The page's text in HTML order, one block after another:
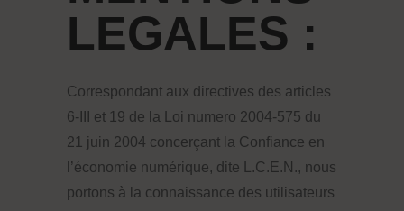
LEGALES :
Correspondant aux directives des articles
6-III et 19 de la Loi numero 2004-575 du
21 juin 2004 concerçant la Confiance en
l’économie numérique, dite L.C.E.N., nous
portons à la connaissance des utilisateurs